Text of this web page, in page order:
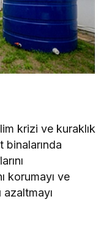
krizi ve kuraklık
binalarında
korumayı ve
azaltmayı